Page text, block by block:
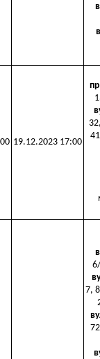
19.12.2023 17:00
7,